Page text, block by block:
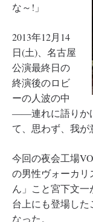
な～!」
2013年12月14
日(土)、名古屋
公演最終日の
終演後のロビ
ーの人波の中
――連れに語りか
て、思わず、我が
今回の夜会工場
の男性ヴォーカリ
ん」こと宮下文
台上にも登場し
なった。